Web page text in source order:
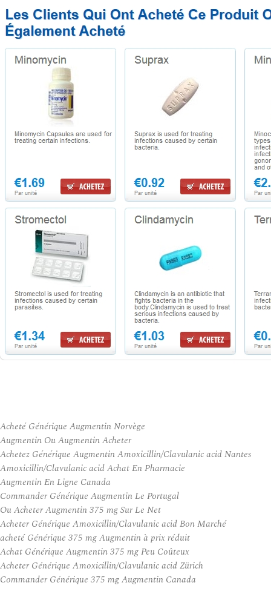
Acheté Générique Augmentin Norvège
Augmentin Ou Augmentin Acheter
Achetez Générique Augmentin Amoxicillin/Clavulanic acid Nantes
Amoxicillin/Clavulanic acid Achat En Pharmacie
Augmentin En Ligne Canada
Commander Générique Augmentin Le Portugal
Ou Acheter Augmentin 375 mg Sur Le Net
Acheter Générique Amoxicillin/Clavulanic acid Bon Marché
acheté Générique 375 mg Augmentin à prix réduit
Achat Générique Augmentin 375 mg Peu Coûteux
Acheter Générique Amoxicillin/Clavulanic acid Zürich
Commander Générique 375 mg Augmentin Canada